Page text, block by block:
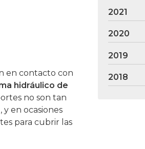
en contacto con
hidráulico de
no son tan
en ocasiones
para cubrir las
2021
2020
2019
2018